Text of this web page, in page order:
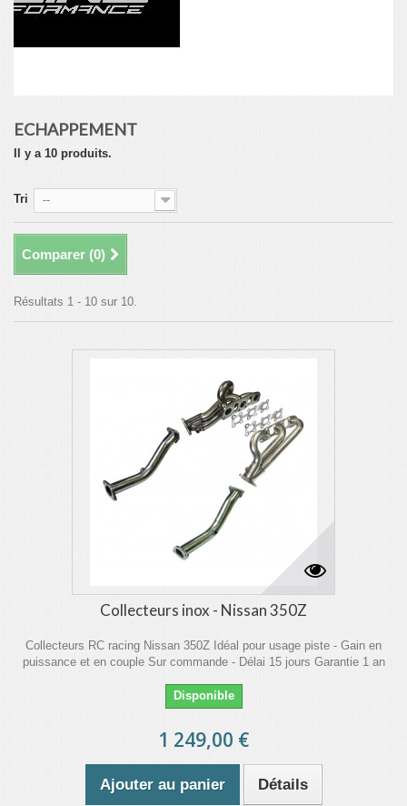
ECHAPPEMENT
Il y a 10 produits.
Tri --
Comparer (0)
Résultats 1 - 10 sur 10.
Collecteurs inox - Nissan 350Z
Collecteurs RC racing Nissan 350Z Idéal pour usage piste - Gain en
puissance et en couple Sur commande - Délai 15 jours Garantie 1 an
Disponible
1 249,00 €
Ajouter au panier Détails